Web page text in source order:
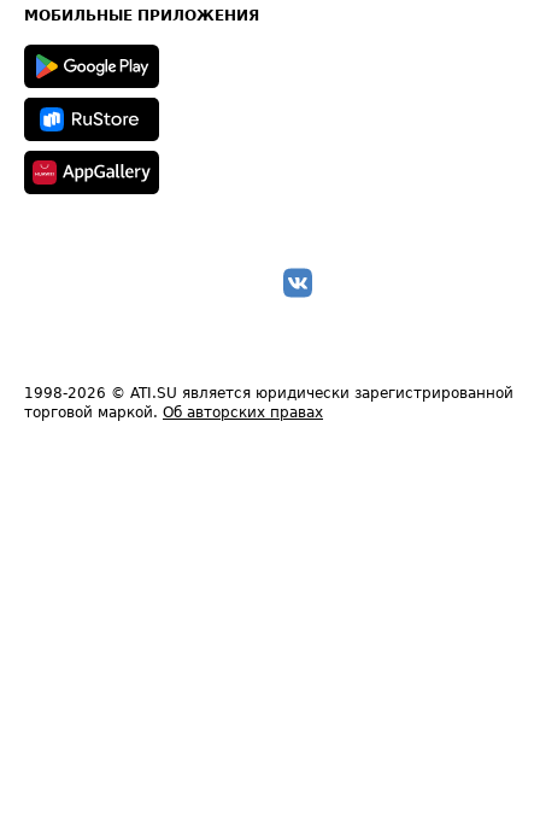
Техническая информация
МОБИЛЬНЫЕ ПРИЛОЖЕНИЯ
1998-2026 © ATI.SU является юридически зарегистрированной
торговой маркой. Об авторских правах